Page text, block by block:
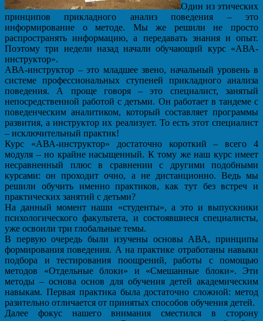
Один из этических
принципов прикладного анализ поведения – это
информирование о методе. Мы же решили не просто
распространять информацию, а передавать знания и опыт.
Поэтому три недели назад начали обучающий курс «АВА-
инструктор».
АВА-инструктор – это младшее звено, начальный уровень в
системе профессиональных ступеней прикладного анализа
поведения. А проще говоря – это специалист, занятый
непосредственной работой с детьми. Он работает в тандеме с
поведенческим аналитиком, который составляет программы
развития, а инструктор их реализует. То есть этот специалист
– исключительный практик!
Курс «АВА-инструктор» достаточно короткий – всего 4
модуля – но крайне насыщенный. К тому же наш курс имеет
несравненный плюс в сравнении с другими подобными
курсами: он проходит очно, а не дистанционно. Ведь мы
решили обучить именно практиков, как тут без встреч и
практических занятий с детьми?
На данный момент наши «студенты», а это и выпускники
психологического факультета, и состоявшиеся специалисты,
уже освоили три глобальные темы.
В первую очередь были изучены основы АВА, принципы
формирования поведения. А на практике отработаны навыки
подбора и тестирования поощрений, работы с помощью
методов «Отдельные блоки» и «Смешанные блоки». Эти
методы – основа основ для обучения детей академическим
навыкам. Первая практика была достаточно сложной: метод
разительно отличается от принятых способов обучения детей.
Далее фокус нашего внимания сместился в сторону